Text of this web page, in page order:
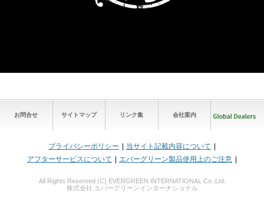
お問合せ サイトマップ リンク集 会社案内
プライバシーポリシー
当サイト記載内容について
アフターサービスについて
エバーグリーン製品使用上のご注意
All Rights Reserved (C) EVERGREEN INTERNATIONAL Co.,Ltd.
株式会社 エバーグリーンインターナショナル